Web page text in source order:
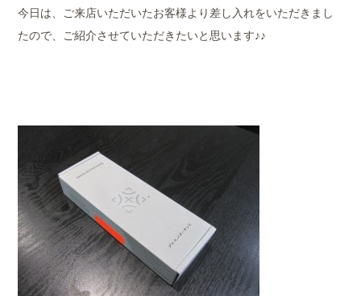
今日は、ご来店いただいたお客様より差し入れをいただきまし
たので、ご紹介させていただきたいと思います♪♪